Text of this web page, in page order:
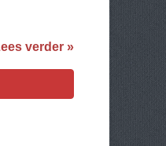
verder »